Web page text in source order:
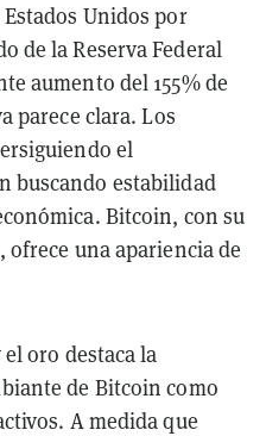
Unidos por
de la Reserva Federal
aumento del 155% de
parece clara. Los
el
buscando estabilidad
Bitcoin, con su
una apariencia de
oro destaca la
de Bitcoin como
A medida que